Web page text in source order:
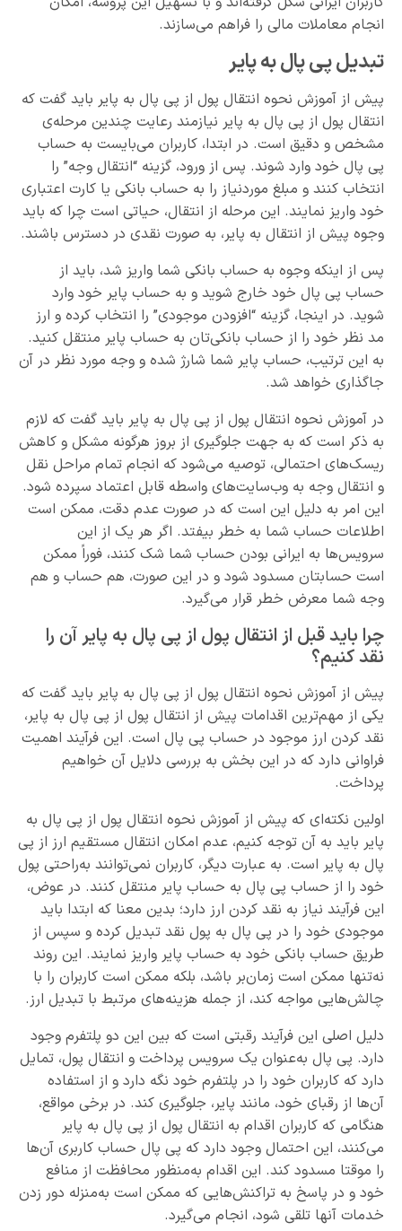
انجام معاملات مالی را فراهم می‌سازند.
تبدیل پی پال به پایر
پیش از آموزش نحوه انتقال پول از پی پال به پایر باید گفت که
انتقال پول از پی پال به پایر نیازمند رعایت چندین مرحله‌ی
مشخص و دقیق است. در ابتدا، کاربران می‌بایست به حساب
پی پال خود وارد شوند. پس از ورود، گزینه “انتقال وجه” را
انتخاب کنند و مبلغ موردنیاز را به حساب بانکی یا کارت اعتباری
خود واریز نمایند. این مرحله از انتقال، حیاتی است چرا که باید
وجوه پیش از انتقال به پایر، به صورت نقدی در دسترس باشند.
پس از اینکه وجوه به حساب بانکی شما واریز شد، باید از
حساب پی پال خود خارج شوید و به حساب پایر خود وارد
شوید. در اینجا، گزینه “افزودن موجودی” را انتخاب کرده و ارز
مد نظر خود را از حساب بانکی‌تان به حساب پایر منتقل کنید.
به این ترتیب، حساب پایر شما شارژ شده و وجه مورد نظر در آن
جاگذاری خواهد شد.
در آموزش نحوه انتقال پول از پی پال به پایر باید گفت که لازم
به ذکر است که به جهت جلوگیری از بروز هرگونه مشکل و کاهش
ریسک‌های احتمالی، توصیه می‌شود که انجام تمام مراحل نقل
و انتقال وجه به وب‌سایت‌های واسطه قابل اعتماد سپرده شود.
این امر به دلیل این است که در صورت عدم دقت، ممکن است
اطلاعات حساب شما به خطر بیفتد. اگر هر یک از این
سرویس‌ها به ایرانی بودن حساب شما شک کنند، فوراً ممکن
است حسابتان مسدود شود و در این صورت، هم حساب و هم
وجه شما معرض خطر قرار می‌گیرد.
چرا باید قبل از انتقال پول از پی پال به پایر آن را
نقد کنیم؟
پیش از آموزش نحوه انتقال پول از پی پال به پایر باید گفت که
یکی از مهم‌ترین اقدامات پیش از انتقال پول از پی پال به پایر،
نقد کردن ارز موجود در حساب پی پال است. این فرآیند اهمیت
فراوانی دارد که در این بخش به بررسی دلایل آن خواهیم
پرداخت.
اولین نکته‌ای که پیش از آموزش نحوه انتقال پول از پی پال به
پایر باید به آن توجه کنیم، عدم امکان انتقال مستقیم ارز از پی
پال به پایر است. به عبارت دیگر، کاربران نمی‌توانند به‌راحتی پول
خود را از حساب پی پال به حساب پایر منتقل کنند. در عوض،
این فرآیند نیاز به نقد کردن ارز دارد؛ بدین معنا که ابتدا باید
موجودی خود را در پی پال به پول نقد تبدیل کرده و سپس از
طریق حساب بانکی خود به حساب پایر واریز نمایند. این روند
نه‌تنها ممکن است زمان‌بر باشد، بلکه ممکن است کاربران را با
چالش‌هایی مواجه کند، از جمله هزینه‌های مرتبط با تبدیل ارز.
دلیل اصلی این فرآیند رقبتی است که بین این دو پلتفرم وجود
دارد. پی پال به‌عنوان یک سرویس پرداخت و انتقال پول، تمایل
دارد که کاربران خود را در پلتفرم خود نگه دارد و از استفاده
آن‌ها از رقبای خود، مانند پایر، جلوگیری کند. در برخی مواقع،
هنگامی که کاربران اقدام به انتقال پول از پی پال به پایر
می‌کنند، این احتمال وجود دارد که پی پال حساب کاربری آن‌ها
را موقتا مسدود کند. این اقدام به‌منظور محافظت از منافع
خود و در پاسخ به تراکنش‌هایی که ممکن است به‌منزله دور زدن
خدمات آنها تلقی شود، انجام می‌گیرد.